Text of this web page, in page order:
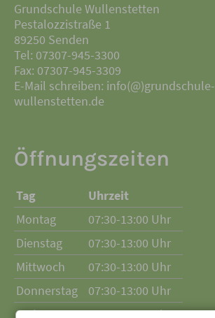
Grundschule Wullenstetten
Pestalozzistraße 1
89250 Senden
Tel: 07307-945-3300
Fax: 07307-945-3309
E-Mail schreiben: info(@)grundschule-
wullenstetten.de
Öffnungszeiten
Tag
Uhrzeit
Montag
07:30-13:00 Uhr
Dienstag
07:30-13:00 Uhr
Mittwoch
07:30-13:00 Uhr
Donnerstag
07:30-13:00 Uhr
Freitag
07:30-13:00 Uhr